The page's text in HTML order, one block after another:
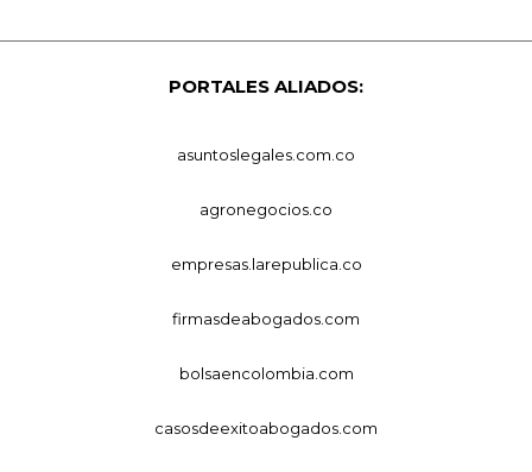
PORTALES ALIADOS:
asuntoslegales.com.co
agronegocios.co
empresas.larepublica.co
firmasdeabogados.com
bolsaencolombia.com
casosdeexitoabogados.com